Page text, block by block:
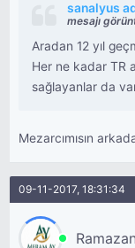
sanalyus
mesajı
Aradan 12 yıl
Her ne kadar TR
sağlayanlar da
Mezarcımısın
09-11-2017, 18:31:34